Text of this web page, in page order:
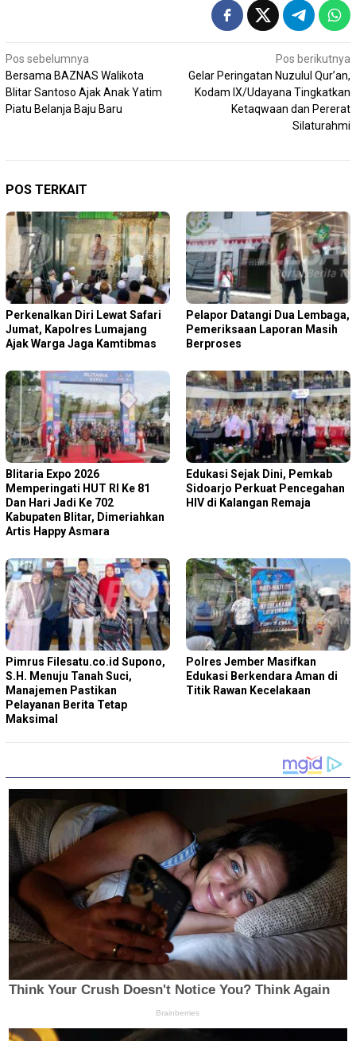
Navigasi
pos
Pos sebelumnya
Bersama BAZNAS Walikota
Blitar Santoso Ajak Anak Yatim
Piatu Belanja Baju Baru
Pos berikutnya
Gelar Peringatan Nuzulul Qur’an,
Kodam IX/Udayana Tingkatkan
Ketaqwaan dan Pererat
Silaturahmi
POS TERKAIT
Perkenalkan Diri Lewat Safari
Jumat, Kapolres Lumajang
Ajak Warga Jaga Kamtibmas
Pelapor Datangi Dua Lembaga,
Pemeriksaan Laporan Masih
Berproses
Blitaria Expo 2026
Memperingati HUT RI Ke 81
Dan Hari Jadi Ke 702
Kabupaten Blitar, Dimeriahkan
Artis Happy Asmara
Edukasi Sejak Dini, Pemkab
Sidoarjo Perkuat Pencegahan
HIV di Kalangan Remaja
Pimrus Filesatu.co.id Supono,
S.H. Menuju Tanah Suci,
Manajemen Pastikan
Pelayanan Berita Tetap
Maksimal
Polres Jember Masifkan
Edukasi Berkendara Aman di
Titik Rawan Kecelakaan